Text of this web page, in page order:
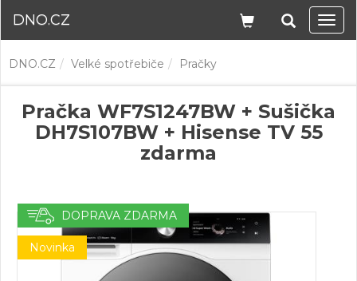
DNO.CZ
DNO.CZ Velké spotřebiče Pračky
Pračka WF7S1247BW + Sušička
DH7S107BW + Hisense TV 55
zdarma
DOPRAVA ZDARMA
Novinka